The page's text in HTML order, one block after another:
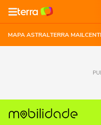
MAPA ASTRALTERRA MAIL